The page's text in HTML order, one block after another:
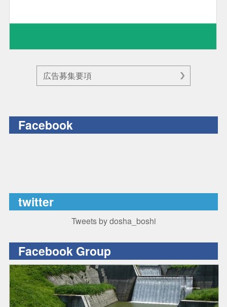
広告募集要項
Facebook
twitter
Tweets by dosha_boshi
Facebook Group